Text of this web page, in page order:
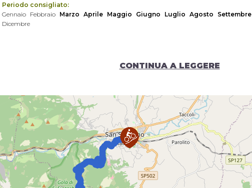
Periodo consigliato:
Gennaio Febbraio Marzo Aprile Maggio Giugno Luglio Agosto Settembre
Dicembre
CONTINUA A LEGGERE